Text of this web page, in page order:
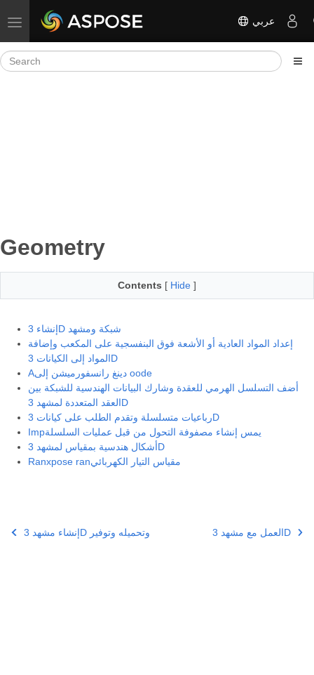
Toggle navigation عربي
Geometry
Contents [ Hide ]
إنشاء 3D شبكة ومشهد
إعداد المواد العادية أو الأشعة فوق البنفسجية على المكعب وإضافة
المواد إلى الكيانات 3D
Aدينغ رانسفورميشن إلى oode
أضف التسلسل الهرمي للعقدة وشارك البيانات الهندسية للشبكة بين
العقد المتعددة لمشهد 3D
رباعيات متسلسلة وتقدم الطلب على كيانات 3D
Impيمس إنشاء مصفوفة التحول من قبل عمليات السلسلة
أشكال هندسية بمقياس لمشهد 3D
Ranxpose ranمقياس التيار الكهربائي
إنشاء مشهد 3D وتحميله وتوفير العمل مع مشهد 3D